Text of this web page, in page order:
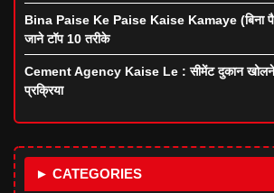
Bina Paise Ke Paise Kaise Kamaye (बिना
जाने टॉप 10 तरीके
Cement Agency Kaise Le : सीमेंट दुकान
प्रक्रिया
► CATEGORIES